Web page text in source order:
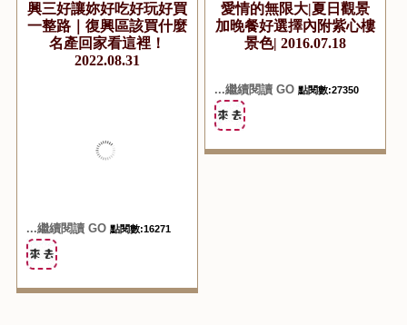
興三好讓妳好吃好玩好買
一整路｜復興區該買什麼
名產回家看這裡！
2022.08.31
...繼續閱讀 GO 點閱數:16271
愛情的無限大|夏日觀景
加晚餐好選擇內附紫心樓
景色| 2016.07.18